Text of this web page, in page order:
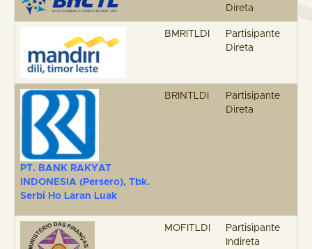
Direta
BMRITLDI
Partisipante
Direta
PT. BANK RAKYAT
INDONESIA (Persero), Tbk.
Serbi Ho Laran Luak
BRINTLDI
Partisipante
Direta
MOFITLDI
Partisipante
Indireta